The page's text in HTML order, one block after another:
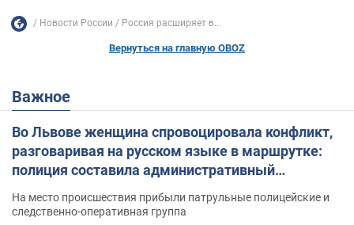
Новости России Россия расширяет в...
Вернуться на главную OBOZ
Важное
Во Львове женщина спровоцировала конфликт,
разговаривая на русском языке в маршрутке:
полиция составила административный
На место происшествия прибыли патрульные полицейские и
следственно-оперативная группа